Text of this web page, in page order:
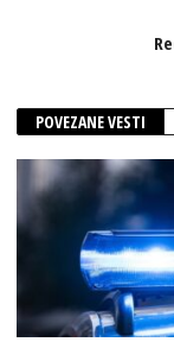
POVEZANE VESTI